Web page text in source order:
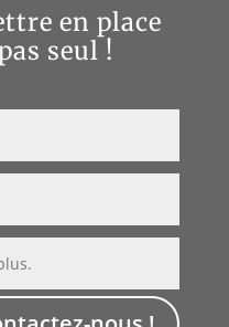
en place
seul !